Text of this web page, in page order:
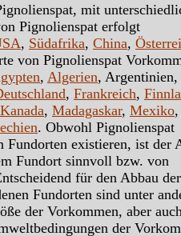
mit
Pignolienspat erfolgt
, Südafrika, China,
von Pignolienspat
, Algerien, Argentinien,
, Frankreich,
Kanada, Madagaskar, Mexiko,
. Obwohl Pignolienspat
Fundorten existieren, ist der
Fundort sinnvoll bzw. von
für den Abbau der
Fundorten sind unter
der Vorkommen, aber
der